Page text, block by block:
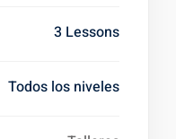
3 Lessons
Todos los niveles